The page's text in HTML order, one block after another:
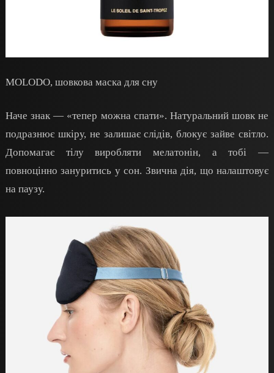
MOLODO, шовкова маска для сну
Наче знак — «тепер можна спати». Натуральний шовк не
подразнює шкіру, не залишає слідів, блокує зайве світло.
Допомагає тілу виробляти мелатонін, а тобі —
повноцінно зануритись у сон. Звична дія, що налаштовує
на паузу.